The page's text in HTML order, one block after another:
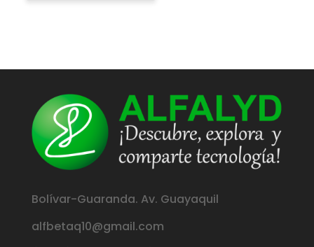
Bolívar-Guaranda. Av. Guayaquil
alfbetaq10@gmail.com